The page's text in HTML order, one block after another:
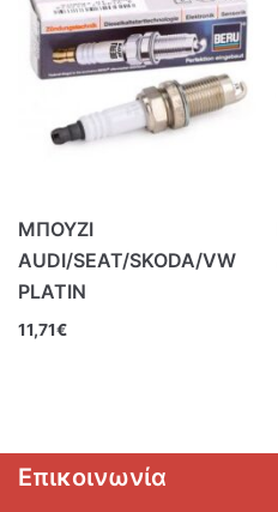
ΜΠΟΥΖΙ
AUDI/SEAT/SKODA/VW
PLATIN
11,71€
Επικοινωνία